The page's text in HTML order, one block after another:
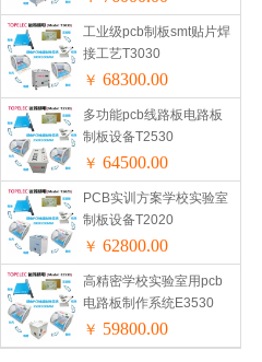
工业级pcb制板smt贴片焊
接工艺T3030
￥ 68300.00
多功能pcb线路板电路板
制板设备T2530
￥ 64500.00
PCB实训方案学校实验室
制板设备T2020
￥ 62800.00
高精密学校实验室用pcb
电路板制作系统E3530
￥ 59800.00